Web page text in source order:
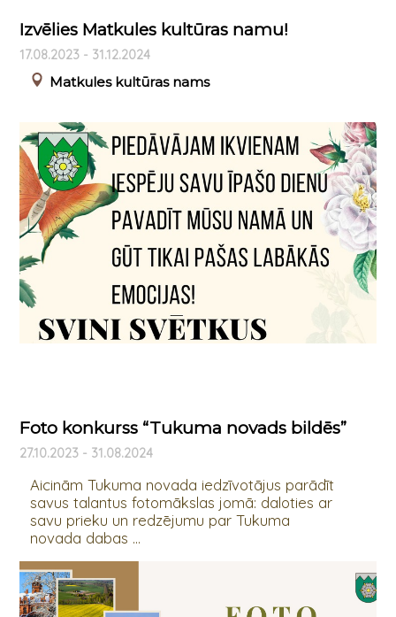
Izvēlies Matkules kultūras namu!
17.08.2023 - 31.12.2024
Matkules kultūras nams
Foto konkurss “Tukuma novads bildēs”
27.10.2023 - 31.08.2024
Aicinām Tukuma novada iedzīvotājus parādīt
savus talantus fotomākslas jomā: daloties ar
savu prieku un redzējumu par Tukuma
novada dabas ...